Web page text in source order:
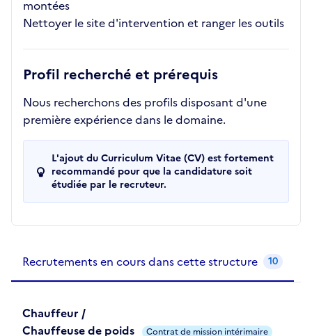
montées
Nettoyer le site d'intervention et ranger les outils
Profil recherché et prérequis
Nous recherchons des profils disposant d'une
première expérience dans le domaine.
L'ajout du Curriculum Vitae (CV) est fortement
recommandé pour que la candidature soit
étudiée par le recruteur.
Recrutements en cours dans cette structure 10
Chauffeur /
Chauffeuse de poids
Contrat de mission intérimaire